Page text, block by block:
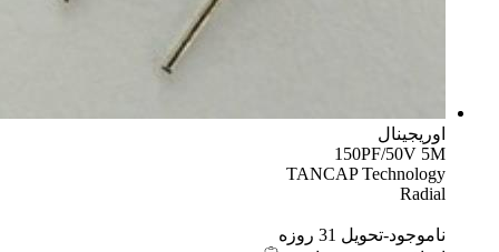
اوریجینال
150PF/50V 5M
TANCAP Technology
Radial
ناموجود-تحویل 31 روزه